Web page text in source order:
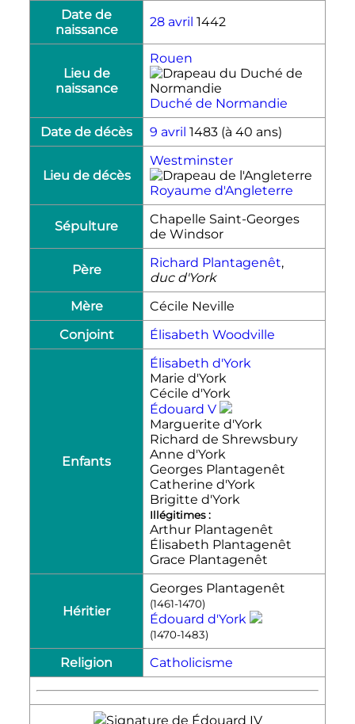
Date de
naissance
28 avril 1442
Lieu de
naissance
Rouen
Duché de Normandie
Date de décès
9 avril 1483 (à 40 ans)
Lieu de décès
Westminster
Royaume d'Angleterre
Sépulture
Chapelle Saint-Georges
de Windsor
Père Richard Plantagenêt,
duc d'York
Mère
Cécile Neville
Conjoint
Élisabeth Woodville
Enfants
Élisabeth d'York
Marie d'York
Cécile d'York
Édouard V
Marguerite d'York
Richard de Shrewsbury
Anne d'York
Georges Plantagenêt
Catherine d'York
Brigitte d'York
Illégitimes :
Arthur Plantagenêt
Élisabeth Plantagenêt
Grace Plantagenêt
Héritier
Georges Plantagenêt
(1461-1470)
Édouard d'York
(1470-1483)
Religion Catholicisme